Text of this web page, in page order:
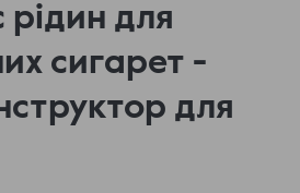
для
сигарет -
для